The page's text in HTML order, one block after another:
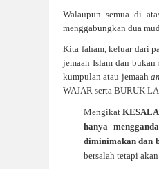
Walaupun semua di
menggabungkan dua
Kita faham, keluar dari
jemaah Islam dan
kumpulan atau jemaah
WAJAR serta BURUK
Mengikat
hanya
diminimakan dan
bersalah tetapi